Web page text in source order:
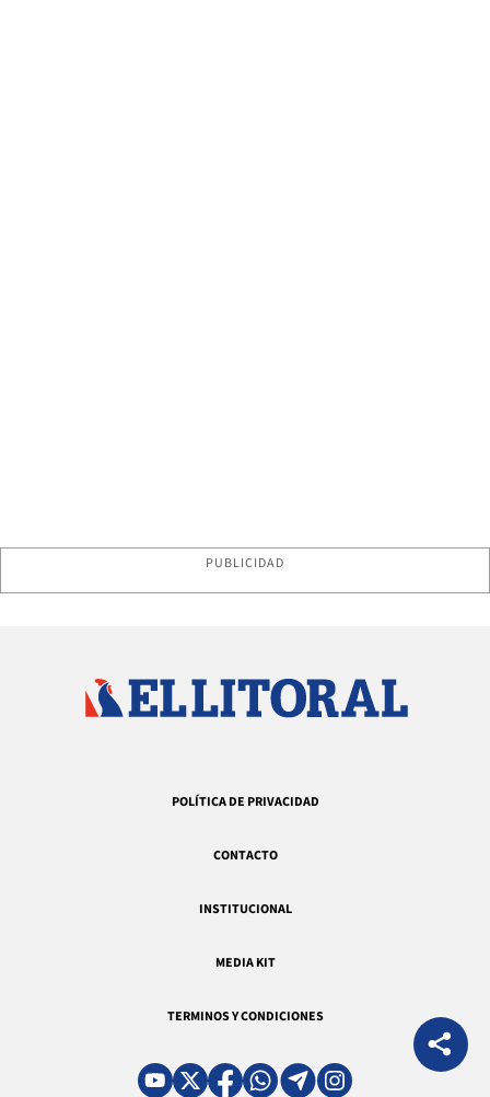
PUBLICIDAD
POLÍTICA DE PRIVACIDAD
CONTACTO
INSTITUCIONAL
MEDIA KIT
TERMINOS Y CONDICIONES